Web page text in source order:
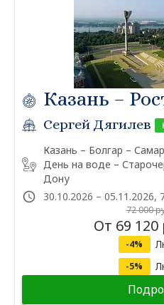
Казань –
Сергей Дягилев
Казань – Болгар –
День на воде –
Дону
30.10.2026 – 05.11.2026,
72 000
От 69 120
-4%
-5%